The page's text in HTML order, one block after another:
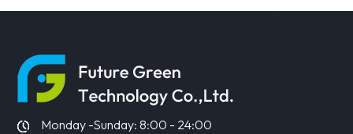
ERFAHREN
Monday -Sunday: 8:00 - 24:00